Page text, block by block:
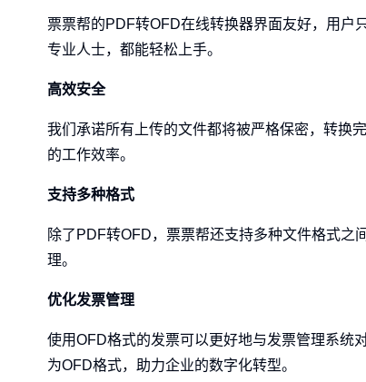
票票帮的PDF转OFD在线转换器界面友好，用户
专业人士，都能轻松上手。
高效安全
我们承诺所有上传的文件都将被严格保密，转换
的工作效率。
支持多种格式
除了PDF转OFD，票票帮还支持多种文件格式之
理。
优化发票管理
使用OFD格式的发票可以更好地与发票管理系统
为OFD格式，助力企业的数字化转型。